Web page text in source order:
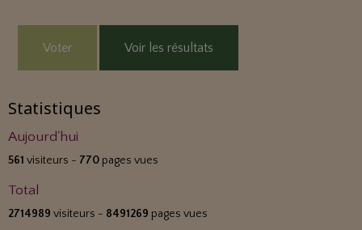
Voter Voir les résultats
Statistiques
Aujourd'hui
561 visiteurs - 770 pages vues
Total
2714989 visiteurs - 8491269 pages vues